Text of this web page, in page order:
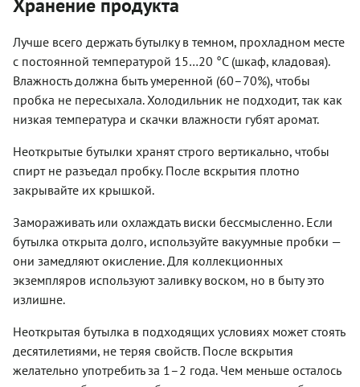
Хранение продукта
Лучше всего держать бутылку в темном, прохладном месте
с постоянной температурой 15…20 °C (шкаф, кладовая).
Влажность должна быть умеренной (60–70%), чтобы
пробка не пересыхала. Холодильник не подходит, так как
низкая температура и скачки влажности губят аромат.
Неоткрытые бутылки хранят строго вертикально, чтобы
спирт не разъедал пробку. После вскрытия плотно
закрывайте их крышкой.
Замораживать или охлаждать виски бессмысленно. Если
бутылка открыта долго, используйте вакуумные пробки —
они замедляют окисление. Для коллекционных
экземпляров используют заливку воском, но в быту это
излишне.
Неоткрытая бутылка в подходящих условиях может стоять
десятилетиями, не теряя свойств. После вскрытия
желательно употребить за 1–2 года. Чем меньше осталось